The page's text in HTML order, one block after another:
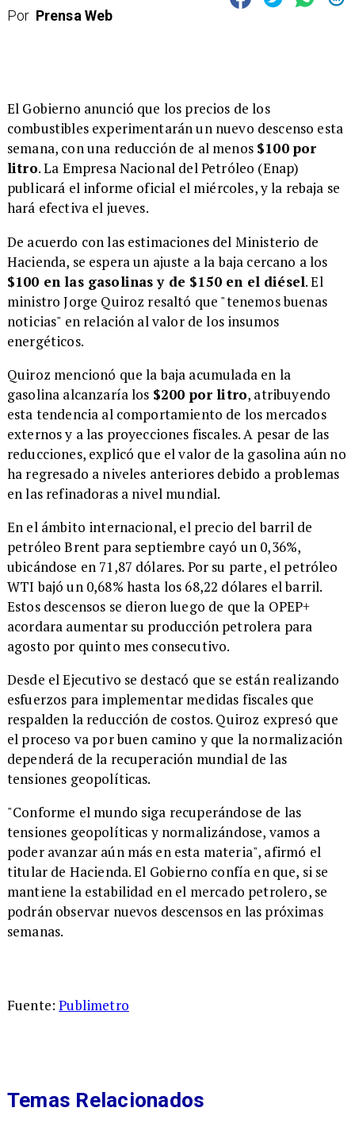
Por Prensa Web
El Gobierno anunció que los precios de los
combustibles experimentarán un nuevo descenso esta
semana, con una reducción de al menos $100 por
litro. La Empresa Nacional del Petróleo (Enap)
publicará el informe oficial el miércoles, y la rebaja se
hará efectiva el jueves.
De acuerdo con las estimaciones del Ministerio de
Hacienda, se espera un ajuste a la baja cercano a los
$100 en las gasolinas y de $150 en el diésel. El
ministro Jorge Quiroz resaltó que "tenemos buenas
noticias" en relación al valor de los insumos
energéticos.
Quiroz mencionó que la baja acumulada en la
gasolina alcanzaría los $200 por litro, atribuyendo
esta tendencia al comportamiento de los mercados
externos y a las proyecciones fiscales. A pesar de las
reducciones, explicó que el valor de la gasolina aún no
ha regresado a niveles anteriores debido a problemas
en las refinadoras a nivel mundial.
En el ámbito internacional, el precio del barril de
petróleo Brent para septiembre cayó un 0,36%,
ubicándose en 71,87 dólares. Por su parte, el petróleo
WTI bajó un 0,68% hasta los 68,22 dólares el barril.
Estos descensos se dieron luego de que la OPEP+
acordara aumentar su producción petrolera para
agosto por quinto mes consecutivo.
Desde el Ejecutivo se destacó que se están realizando
esfuerzos para implementar medidas fiscales que
respalden la reducción de costos. Quiroz expresó que
el proceso va por buen camino y que la normalización
dependerá de la recuperación mundial de las
tensiones geopolíticas.
"Conforme el mundo siga recuperándose de las
tensiones geopolíticas y normalizándose, vamos a
poder avanzar aún más en esta materia", afirmó el
titular de Hacienda. El Gobierno confía en que, si se
mantiene la estabilidad en el mercado petrolero, se
podrán observar nuevos descensos en las próximas
semanas.
Fuente:Publimetro
Temas Relacionados